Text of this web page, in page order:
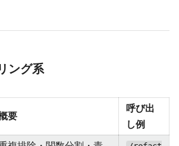
ング系
要
呼び出
し例